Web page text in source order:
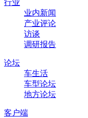
行业
业内新闻
产业评论
访谈
调研报告
论坛
车生活
车型论坛
地方论坛
客户端